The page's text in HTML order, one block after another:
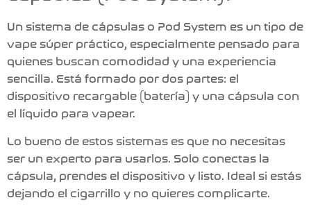
Un sistema de cápsulas o Pod System es un tipo de
vape súper práctico, especialmente pensado para
quienes buscan comodidad y una experiencia
sencilla. Está formado por dos partes: el
dispositivo recargable (batería) y una cápsula con
el líquido para vapear.
Lo bueno de estos sistemas es que no necesitas
ser un experto para usarlos. Solo conectas la
cápsula, prendes el dispositivo y listo. Ideal si estás
dejando el cigarrillo y no quieres complicarte.